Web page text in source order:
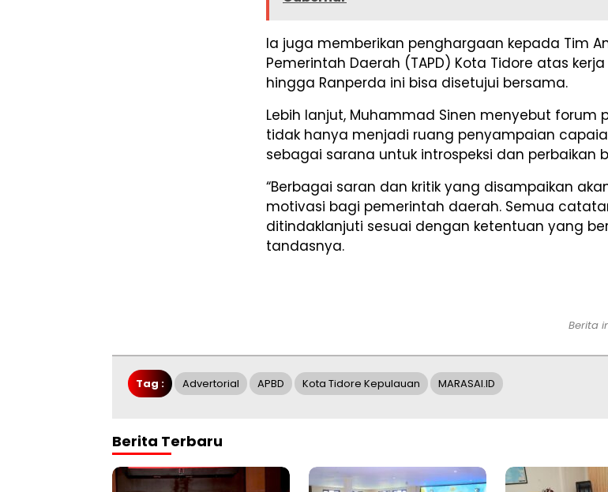
Ia juga memberikan penghargaan kepada Tim
Pemerintah Daerah (TAPD) Kota Tidore atas
hingga Ranperda ini bisa disetujui bersama.
Lebih lanjut, Muhammad Sinen menyebut forum
tidak hanya menjadi ruang penyampaian
sebagai sarana untuk introspeksi dan perbaikan
“Berbagai saran dan kritik yang disampaikan
motivasi bagi pemerintah daerah. Semua
ditindaklanjuti sesuai dengan ketentuan yang
tandasnya.
Berita
Tag : Advertorial APBD Kota Tidore Kepulauan MARASAI.ID
Berita Terbaru